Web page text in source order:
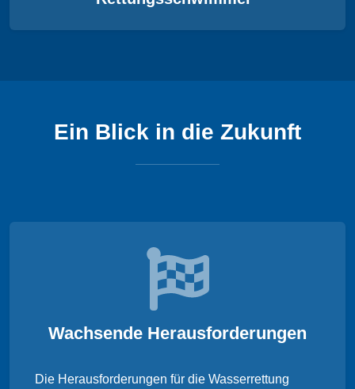
Ein Blick in die Zukunft
Wachsende Herausforderungen
Die Herausforderungen für die Wasserrettung